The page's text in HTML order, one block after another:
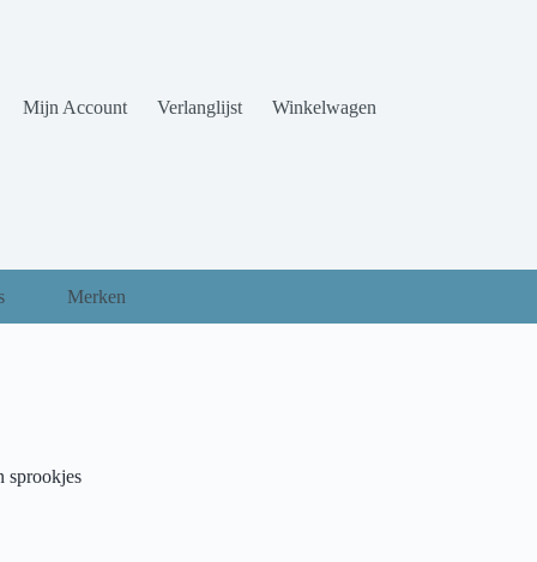
Mijn Account
Verlanglijst Winkelwagen
Merken
sprookjes